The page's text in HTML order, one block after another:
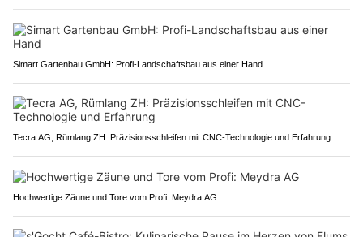
Simart Gartenbau GmbH: Profi-Landschaftsbau aus einer Hand
Tecra AG, Rümlang ZH: Präzisionsschleifen mit CNC-Technologie und Erfahrung
Hochwertige Zäune und Tore vom Profi: Meydra AG